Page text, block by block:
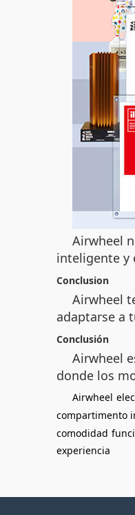
Airwheel
inteligente y
Conclusion
Airwheel
adaptarse a
Conclusión
Airwheel
donde los
Airwheel
compartimento
comodidad
experiencia